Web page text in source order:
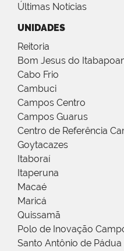
Últimas Notícias
UNIDADES
Reitoria
Bom Jesus do
Cabo Frio
Cambuci
Campos Centro
Campos Guarus
Centro de Referência
Goytacazes
Itaboraí
Itaperuna
Macaé
Maricá
Quissamã
Polo de Inovação
Santo Antônio de Pádua